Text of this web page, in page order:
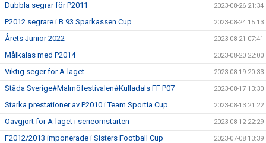
Dubbla segrar för P2011 2023-08-26 21:34
P2012 segrare i B.93 Sparkassen Cup 2023-08-24 15:13
Årets Junior 2022 2023-08-21 07:41
Målkalas med P2014 2023-08-20 22:00
Viktig seger för A-laget 2023-08-19 20:33
Städa Sverige#Malmöfestivalen#Kulladals FF P07 2023-08-17 13:30
Starka prestationer av P2010 i Team Sportia Cup 2023-08-13 21:22
Oavgjort för A-laget i serieomstarten 2023-08-12 22:29
F2012/2013 imponerade i Sisters Football Cup 2023-07-08 13:39